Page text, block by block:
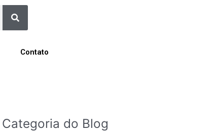
Search
Contato
Categoria do Blog
Categoria